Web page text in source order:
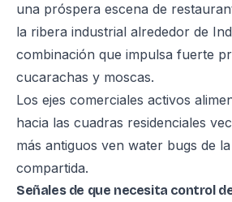
una próspera escena de
la ribera industrial alrededor de
combinación que impulsa fuerte
cucarachas y moscas.
Los ejes comerciales activos
hacia las cuadras residenciales
más antiguos ven water bugs de
compartida.
Señales de que necesita control